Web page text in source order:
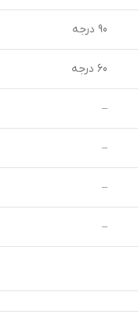
90 درجه
60 درجه
–
–
–
–